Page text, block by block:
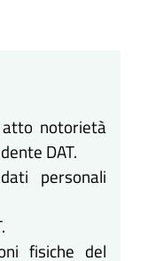
notorietà
DAT.
personali
fisiche del